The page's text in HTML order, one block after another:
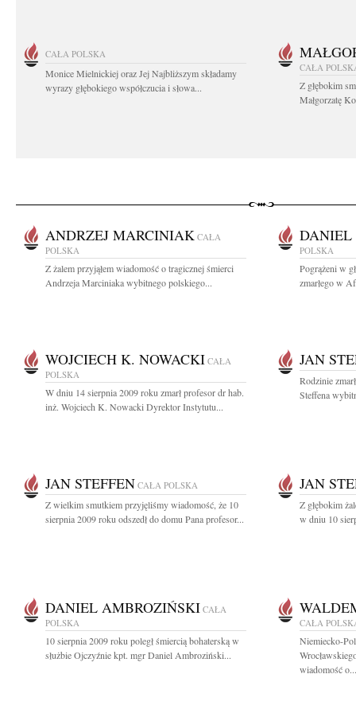
CAŁA POLSKA
Monice Mielnickiej oraz Jej Najbliższym składamy
wyrazy głębokiego współczucia i słowa...
CAŁA
Z głębokim
Małgorzatę
ANDRZEJ MARCINIAK CAŁA
POLSKA
Z żalem przyjąłem wiadomość o tragicznej śmierci
Andrzeja Marciniaka wybitnego polskiego...
DANIEL
POLSKA
Pogrążeni w
zmarłego w
WOJCIECH K. NOWACKI CAŁA
POLSKA
W dniu 14 sierpnia 2009 roku zmarł profesor dr hab.
inż. Wojciech K. Nowacki Dyrektor Instytutu...
JAN
Rodzinie
Steffena
JAN STEFFEN CAŁA POLSKA
Z wielkim smutkiem przyjęliśmy wiadomość, że 10
sierpnia 2009 roku odszedł do domu Pana profesor...
JAN
Z głębokim
w dniu 10
DANIEL AMBROZIŃSKI CAŁA
POLSKA
10 sierpnia 2009 roku poległ śmiercią bohaterską w
służbie Ojczyźnie kpt. mgr Daniel Ambroziński...
CAŁA
Niemiecko-
wiadomość o...